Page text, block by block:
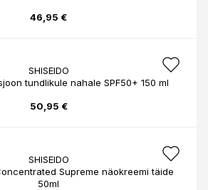
46,95 €
SHISEIDO
tundlikule nahale SPF50+ 150 ml
50,95 €
SHISEIDO
Supreme näokreemi täide
50ml